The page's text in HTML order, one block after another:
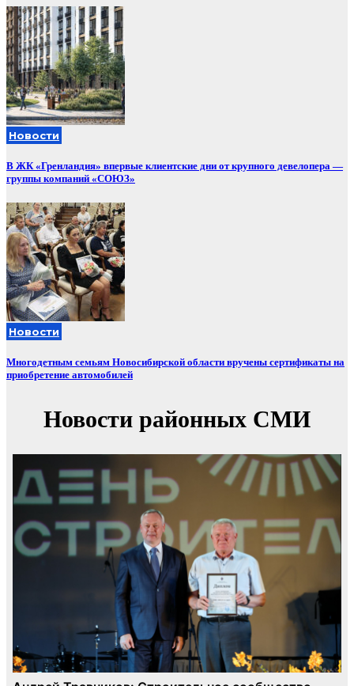
Новости
В ЖК «Гренландия» впервые клиентские дни от крупного девелопера —
группы компаний «СОЮЗ»
Новости
Многодетным семьям Новосибирской области вручены сертификаты на
приобретение автомобилей